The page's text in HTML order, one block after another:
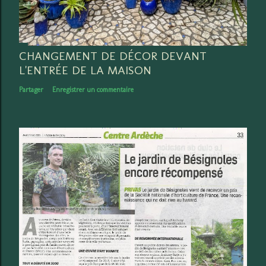
t
a
i
r
e
CHANGEMENT DE DÉCOR DEVANT
L'ENTRÉE DE LA MAISON
Partager Enregistrer un commentaire